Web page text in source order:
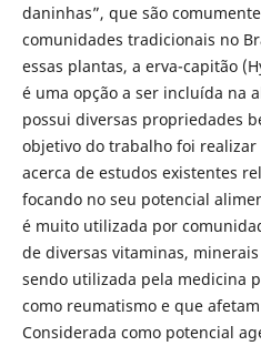
daninhas”, que são
comunidades tradicionais no
essas plantas, a erva-capitão
é uma opção a ser incluída na
possui diversas propriedades
objetivo do trabalho foi
acerca de estudos existentes
focando no seu potencial
é muito utilizada por
de diversas vitaminas,
sendo utilizada pela medicina
como reumatismo e que
Considerada como potencial